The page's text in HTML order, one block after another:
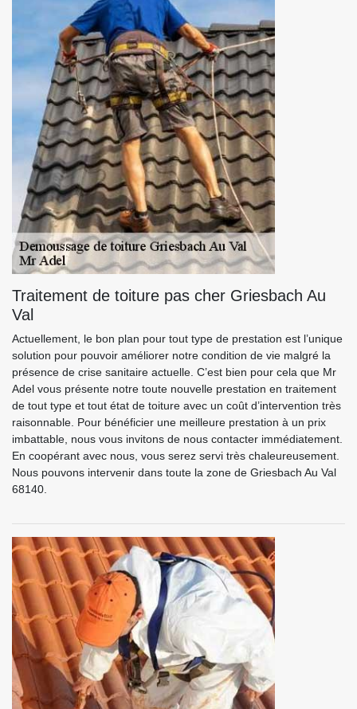
Traitement de toiture pas cher Griesbach Au
Val
Actuellement, le bon plan pour tout type de prestation est l’unique
solution pour pouvoir améliorer notre condition de vie malgré la
présence de crise sanitaire actuelle. C’est bien pour cela que Mr
Adel vous présente notre toute nouvelle prestation en traitement
de tout type et tout état de toiture avec un coût d’intervention très
raisonnable. Pour bénéficier une meilleure prestation à un prix
imbattable, nous vous invitons de nous contacter immédiatement.
En coopérant avec nous, vous serez servi très chaleureusement.
Nous pouvons intervenir dans toute la zone de Griesbach Au Val
68140.